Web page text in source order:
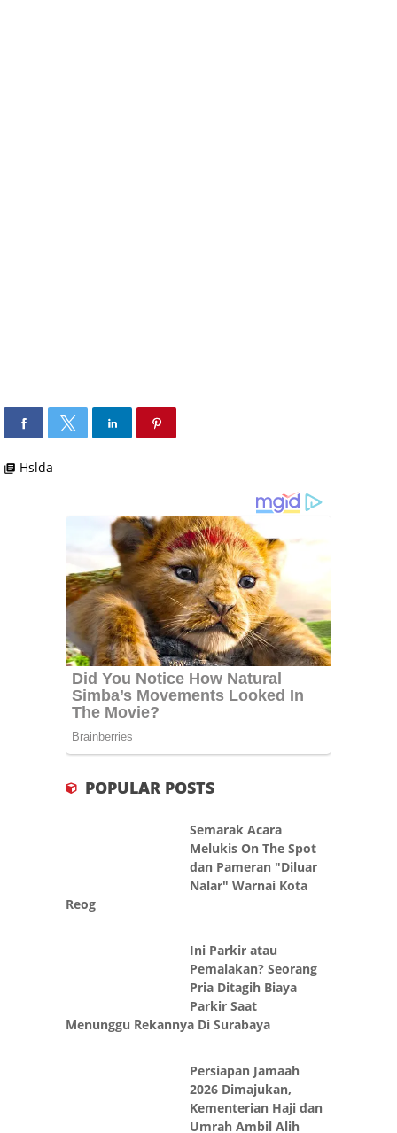
library_books Hslda
POPULAR POSTS
Semarak Acara
Melukis On The Spot
dan Pameran "Diluar
Nalar" Warnai Kota
Reog
Ini Parkir atau
Pemalakan? Seorang
Pria Ditagih Biaya
Parkir Saat
Menunggu Rekannya Di Surabaya
Persiapan Jamaah
2026 Dimajukan,
Kementerian Haji dan
Umrah Ambil Alih